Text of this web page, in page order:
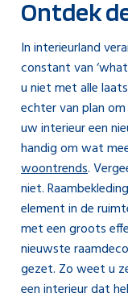
Ontdek
In interieurland
constant van
u niet met alle
echter van plan
uw interieur een
handig om wat
woontrends.
niet.
element in de
met een groots
nieuwste
gezet. Zo weet u
een interieur dat